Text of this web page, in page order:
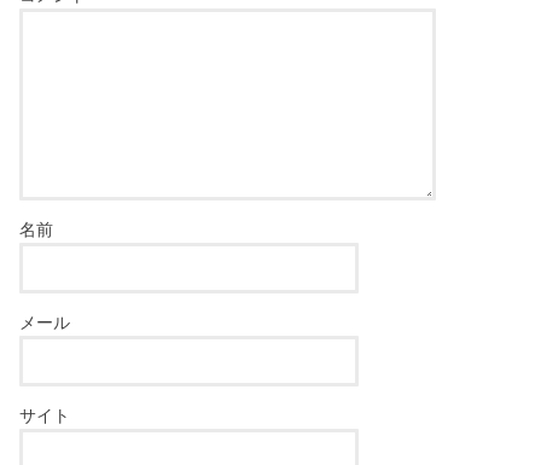
名前
メール
サイト